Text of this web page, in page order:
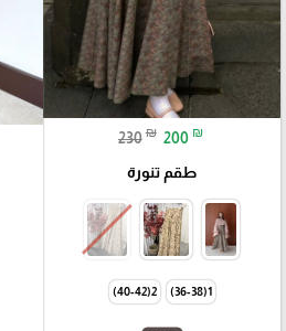
230 ₪ 200 ₪
طقم تنورة
1(36-38)
2(40-42)